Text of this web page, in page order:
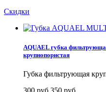
Скидки
AQUAEL губка
крупнопористая
Губка фильтрующая
300 руб 350 руб